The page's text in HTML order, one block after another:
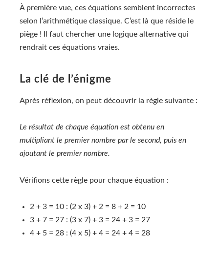
À première vue, ces équations semblent incorrectes
selon l’arithmétique classique. C’est là que réside le
piège ! Il faut chercher une logique alternative qui
rendrait ces équations vraies.
La clé de l’énigme
Après réflexion, on peut découvrir la règle suivante :
Le résultat de chaque équation est obtenu en
multipliant le premier nombre par le second, puis en
ajoutant le premier nombre.
Vérifions cette règle pour chaque équation :
2 + 3 = 10 : (2 x 3) + 2 = 8 + 2 = 10
3 + 7 = 27 : (3 x 7) + 3 = 24 + 3 = 27
4 + 5 = 28 : (4 x 5) + 4 = 24 + 4 = 28